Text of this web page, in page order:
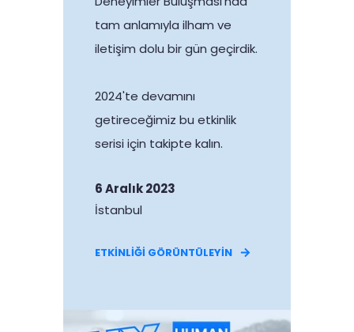
tam anlamıyla ilham ve
iletişim dolu bir gün geçirdik.
2024'te devamını
getireceğimiz bu etkinlik
serisi için takipte kalın.
6 Aralık 2023
İstanbul
ETKİNLİĞİ GÖRÜNTÜLEYİN